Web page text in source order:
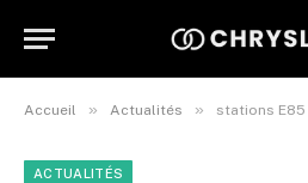
Accueil » Actualités » stations E85 en France : le carburant
ACTUALITÉS